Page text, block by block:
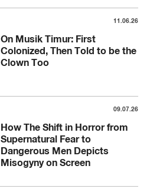
11.06.26
On Musik Timur: First
Colonized, Then Told to be the
Clown Too
09.07.26
How The Shift in Horror from
Supernatural Fear to
Dangerous Men Depicts
Misogyny on Screen